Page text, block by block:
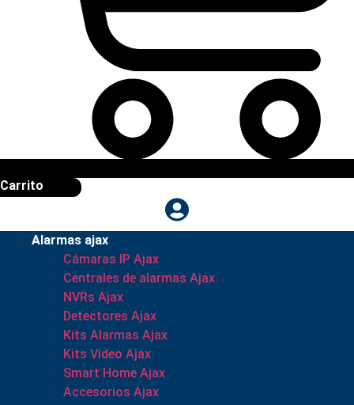
Carrito
Alarmas ajax
Cámaras IP Ajax
Centrales de alarmas Ajax
NVRs Ajax
Detectores Ajax
Kits Alarmas Ajax
Kits Video Ajax
Smart Home Ajax
Accesorios Ajax